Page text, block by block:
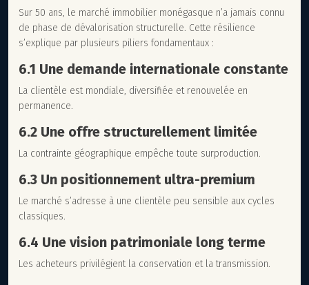
Sur 50 ans, le marché immobilier monégasque n’a jamais connu
de phase de dévalorisation structurelle. Cette résilience
s’explique par plusieurs piliers fondamentaux :
6.1 Une demande internationale constante
La clientèle est mondiale, diversifiée et renouvelée en
permanence.
6.2 Une offre structurellement limitée
La contrainte géographique empêche toute surproduction.
6.3 Un positionnement ultra-premium
Le marché s’adresse à une clientèle peu sensible aux cycles
classiques.
6.4 Une vision patrimoniale long terme
Les acheteurs privilégient la conservation et la transmission.